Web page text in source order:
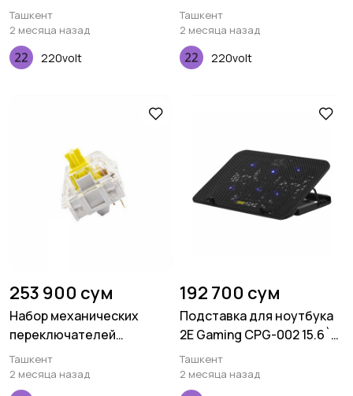
4K, 2.0M, 30AWG
Ташкент
2 месяца назад
220volt
Keychron KLube105
Ташкент
2 месяца назад
220volt
253 900 сум
Набор механических
переключателей
Keychron K Pro Banana, 110
pcs
Ташкент
2 месяца назад
192 700 сум
Подставка для ноутбука
2E Gaming CPG-002 15.6`
Black
Ташкент
2 месяца назад